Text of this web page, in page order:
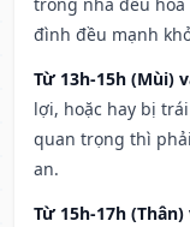
đình đều mạnh
Từ 13h-15h (Mùi)
lợi, hoặc hay bị
quan trọng thì
an.
Từ 15h-17h